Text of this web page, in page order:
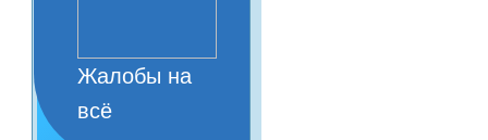
Жалобы на
всё